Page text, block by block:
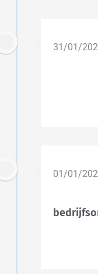
31/01/
01/01/